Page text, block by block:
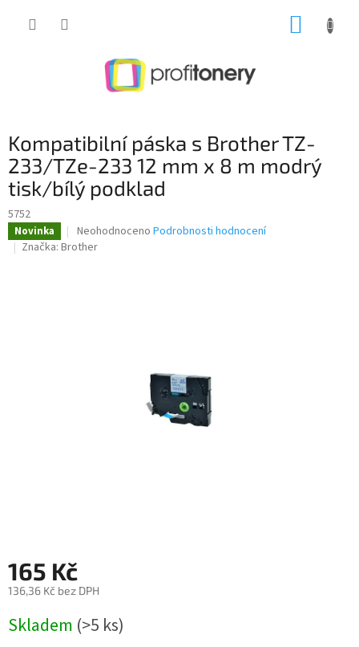
Kompatibilní páska s Brother TZ-
233/TZe-233 12 mm x 8 m modrý
tisk/bílý podklad
5752
Novinka
Průměrné
hodnocení
Neohodnoceno Podrobnosti hodnocení
Značka: Brother
165 Kč
136,36 Kč bez DPH
cena:
Skladem (>5 ks)